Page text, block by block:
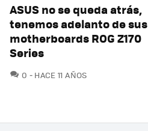
ASUS no se queda atrás,
tenemos adelanto de sus
motherboards ROG Z170
Series
0 COMENTARIOS
HACE 11 AÑOS